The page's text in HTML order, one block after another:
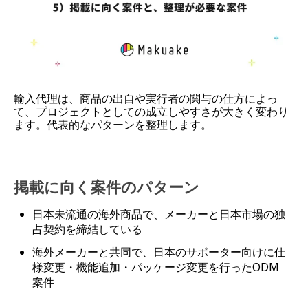
輸入代理は、商品の出自や実行者の関与の仕方によっ
て、プロジェクトとしての成立しやすさが大きく変わり
ます。代表的なパターンを整理します。
掲載に向く案件のパターン
日本未流通の海外商品で、メーカーと日本市場の独
占契約を締結している
海外メーカーと共同で、日本のサポーター向けに仕
様変更・機能追加・パッケージ変更を行ったODM
案件